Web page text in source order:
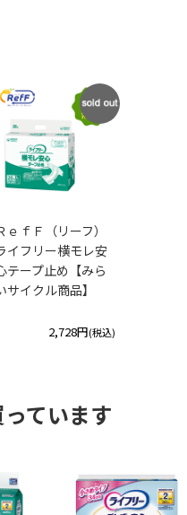
ｅｆＦ（リーフ）
イフリー横モレ安
テープ止め【みら
サイクル商品】
2,728円(税込)
ています